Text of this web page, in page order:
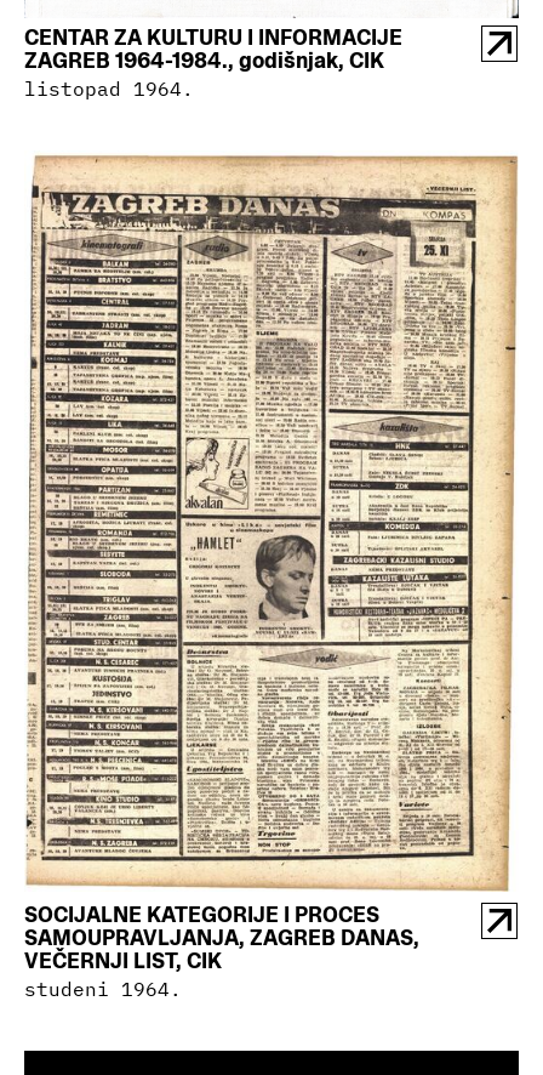
CENTAR ZA KULTURU I INFORMACIJE
ZAGREB 1964-1984., godišnjak, CIK
listopad 1964.
SOCIJALNE KATEGORIJE I PROCES
SAMOUPRAVLJANJA, ZAGREB DANAS,
VEČERNJI LIST, CIK
studeni 1964.